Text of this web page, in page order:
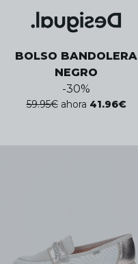
BOLSO BANDOLERA
NEGRO
-30%
59.95€ ahora 41.96€